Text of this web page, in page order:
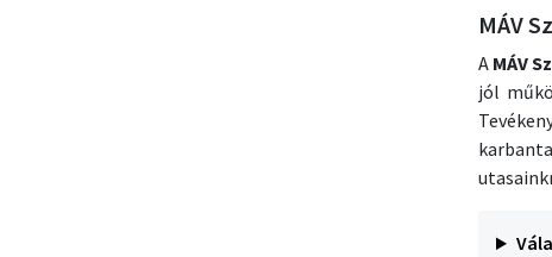
MÁV
A MÁV
jól